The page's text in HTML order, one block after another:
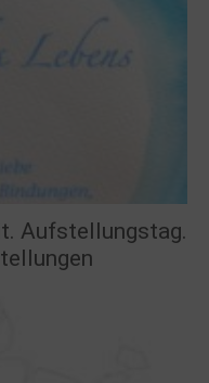
Aufstellungstag.